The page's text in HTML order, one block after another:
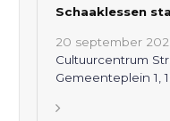
Schaaklessen
20 september
Cultuurcentrum
Gemeenteplein 1,